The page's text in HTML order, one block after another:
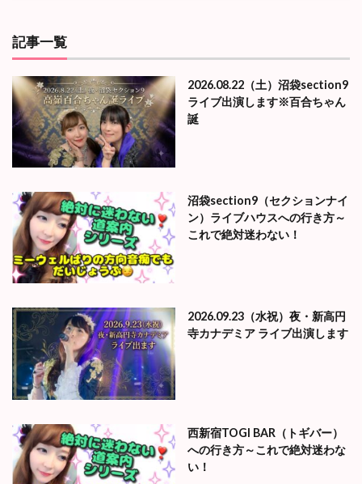
記事一覧
2026.08.22（土）沼袋section9
ライブ出演します※百合ちゃん
誕
沼袋section9（セクションナイ
ン）ライブハウスへの行き方～
これで絶対迷わない！
2026.09.23（水祝）夜・新高円
寺カナデミア ライブ出演します
西新宿TOGI BAR（トギバー）
への行き方～これで絶対迷わな
い！